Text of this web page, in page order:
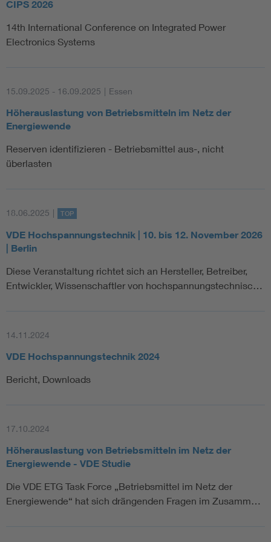
Schwerpunkte und Ergebnisse der Arbeitsgruppen
Für jedes Betriebsmittel wurden besonders geeignete
Maßnahmen identifiziert, um eine höhere Auslastung der
Freileitungen: Witterungsgeführter Freileitungsbetrieb,
Verstärkung mit Hochtemperaturseilen
Monitoring mit Berechnung der Zeitkonstanten für
zukünftige Belastbarkeit, Anpassung der Normen,
Transformatoren: Individuelles Temperaturmodell oder
LWL Hot-Spot-Messung, besseres Monitoring mit
einheitlichen Datenmodellen entsprechend IEC
61850-90-3, betriebliche Umsetzung sollte häufiger
Schaltanlagen und rechtliche Fragen: Klimaanlagen in
witterungsgeführtem Betrieb, Lüfter in den
Matthias Kahl, TransnetBW GmbH, Stuttgart: „
Erzeugungsanlagen zeitnah an das Stromnetz anschließen
zu können.“
CIPS 2026
14th International Conference on Integrated Power
Electronics Systems
15.09.2025 - 16.09.2025 | Essen
Höherauslastung von Betriebsmitteln im Netz der
Energiewende
Reserven identifizieren - Betriebsmittel aus-, nicht
überlasten
18.06.2025 | TOP
VDE Hochspannungstechnik | 10. bis 12. November 2026
| Berlin
Diese Veranstaltung richtet sich an Hersteller, Betreiber,
Entwickler, Wissenschaftler von hochspannungstechnisc…
14.11.2024
VDE Hochspannungstechnik 2024
Bericht, Downloads
17.10.2024
Höherauslastung von Betriebsmitteln im Netz der
Energiewende - VDE Studie
Die VDE ETG Task Force „Betriebsmittel im Netz der
Energiewende“ hat sich drängenden Fragen im Zusamm…